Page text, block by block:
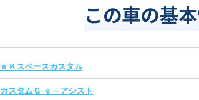
この車の基
ｅＫスペースカスタム
カスタムＧ ｅ－アシスト